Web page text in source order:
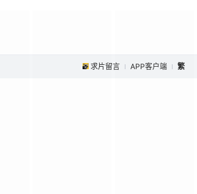
求片留言 APP客户端 繁